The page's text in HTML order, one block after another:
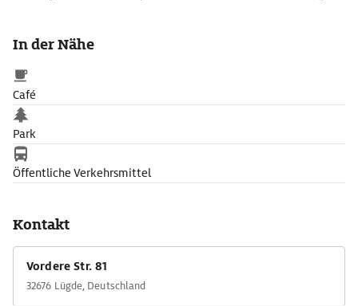
In der Nähe
Café
Park
Öffentliche Verkehrsmittel
Kontakt
Vordere Str. 81
32676 Lügde, Deutschland